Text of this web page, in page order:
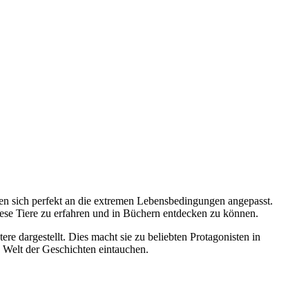
sich perfekt an die extremen Lebensbedingungen angepasst.
Tiere zu erfahren und in Büchern entdecken zu können.
dargestellt. Dies macht sie zu beliebten Protagonisten in
der Geschichten eintauchen.